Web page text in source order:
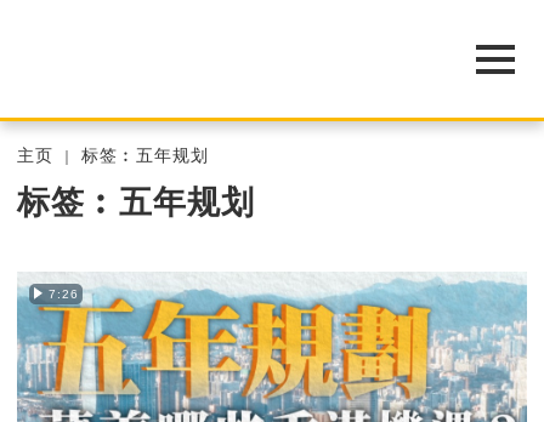
主页 标签︰五年规划
标签︰五年规划
7:26